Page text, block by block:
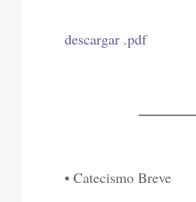
descargar .pdf
• Catecismo Breve